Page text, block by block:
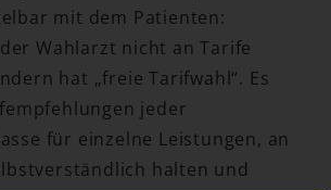
mit dem Patienten:
Wahlarzt nicht an Tarife
hat „freie Tarifwahl“. Es
jeder
für einzelne Leistungen, an
halten und